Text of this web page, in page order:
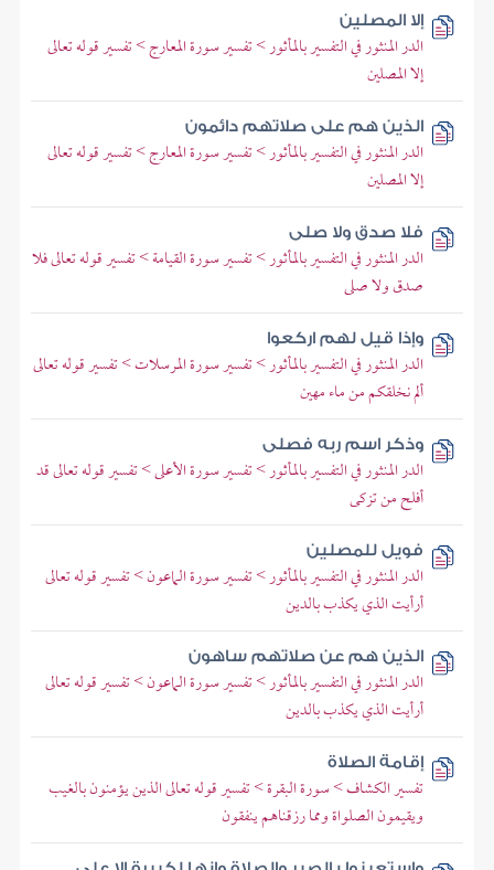
إلا المصلين
الدر المنثور في التفسير بالمأثور > تفسير سورة المعارج > تفسير قوله تعالى
إلا المصلين
الذين هم على صلاتهم دائمون
الدر المنثور في التفسير بالمأثور > تفسير سورة المعارج > تفسير قوله تعالى
إلا المصلين
فلا صدق ولا صلى
الدر المنثور في التفسير بالمأثور > تفسير سورة القيامة > تفسير قوله تعالى فلا
صدق ولا صلى
وإذا قيل لهم اركعوا
الدر المنثور في التفسير بالمأثور > تفسير سورة المرسلات > تفسير قوله تعالى
ألم نخلقكم من ماء مهين
وذكر اسم ربه فصلى
الدر المنثور في التفسير بالمأثور > تفسير سورة الأعلى > تفسير قوله تعالى قد
أفلح من تزكى
فويل للمصلين
الدر المنثور في التفسير بالمأثور > تفسير سورة الماعون > تفسير قوله تعالى
أرأيت الذي يكذب بالدين
الذين هم عن صلاتهم ساهون
الدر المنثور في التفسير بالمأثور > تفسير سورة الماعون > تفسير قوله تعالى
أرأيت الذي يكذب بالدين
إقامة الصلاة
تفسير الكشاف > سورة البقرة > تفسير قوله تعالى الذين يؤمنون بالغيب
ويقيمون الصلواة ومما رزقناهم ينفقون